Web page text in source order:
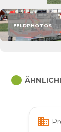
FELDPHOTOS
circle
business